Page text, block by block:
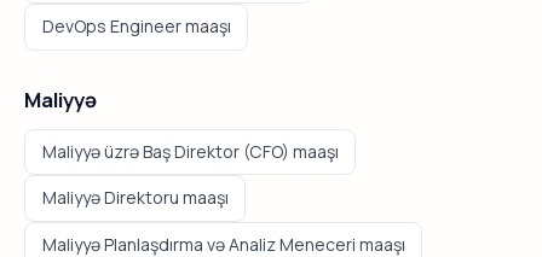
DevOps Engineer maaşı
Maliyyə
Maliyyə üzrə Baş Direktor (CFO) maaşı
Maliyyə Direktoru maaşı
Maliyyə Planlaşdırma və Analiz Meneceri maaşı